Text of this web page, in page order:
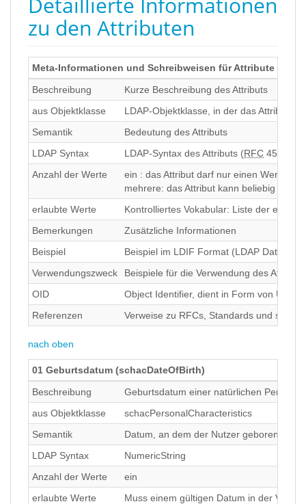
zu den Attributen
Meta-Informationen und Schreibweisen für Attribute
Beschreibung
Kurze Beschreibung des Attributs
aus Objektklasse
LDAP-Objektklasse, in der das Attribut
Semantik
Bedeutung des Attributs
LDAP Syntax
LDAP-Syntax des Attributs (RFC 4517).
Anzahl der Werte
ein : das Attribut darf nur einen Wert
mehrere: das Attribut kann beliebig viele
erlaubte Werte
Kontrolliertes Vokabular: Liste der
Bemerkungen
Zusätzliche Informationen
Beispiel
Beispiel im LDIF Format (LDAP Data
Verwendungszweck
Beispiele für die Verwendung des Attributs
OID
Object Identifier, dient in Form von
Referenzen
Verweise zu RFCs, Standards und
nach oben
01 Geburtsdatum (schacDateOfBirth)
Beschreibung
Geburtsdatum einer natürlichen Person
aus Objektklasse
schacPersonalCharacteristics
Semantik
Datum, an dem der Nutzer geboren ist,
LDAP Syntax
NumericString
Anzahl der Werte
ein
erlaubte Werte
Muss einem gültigen Datum in der